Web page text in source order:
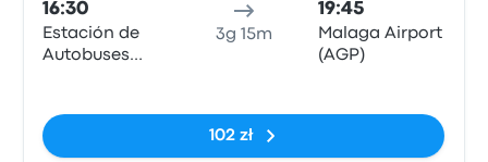
16:30
Estación de
Autobuses
3g 15m
19:45
Malaga Airport
(AGP)
102 zł